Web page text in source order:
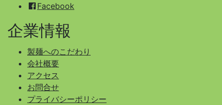
Facebook
企業情報
製麺へのこだわり
会社概要
アクセス
お問合せ
プライバシーポリシー